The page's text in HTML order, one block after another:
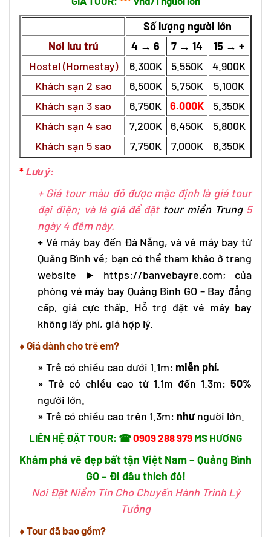
Số lượng người lớn
Nơi lưu trú
4 → 6 7 → 14
15 → +
Hostel (Homestay)
6.300K 5.550K
4.900K
Khách sạn 2 sao
6.500K 5.750K
5.100K
Khách sạn 3 sao
6.750K 6.000K
5.350K
Khách sạn 4 sao
7.200K 6.450K
5.800K
Khách sạn 5 sao
7.750K 7.000K 6.350K
* Lưu ý:
+ Giá tour màu đỏ được mặc định là giá tour
đại điện; và là giá để đặt tour miền Trung5
ngày 4 đêm này.
+ Vé máy bay đến Đà Nẵng, và vé máy bay từ
Quảng Bình về; bạn có thể tham khảo ở trang
website
► https://banvebayre.com; của
phòng vé máy bay Quảng Bình GO – Bay đẳng
cấp, giá cực thấp. Hỗ trợ đặt vé máy bay
không lấy phí, giá hợp lý.
♦ Giá dành cho trẻ em?
» Trẻ có chiều cao dưới 1.1m: miễn phí.
» Trẻ có chiều cao từ 1.1m đến 1.3m: 50%
người lớn.
» Trẻ có chiều cao trên 1.3m: nhưngười lớn.
LIÊN HỆ ĐẶT TOUR: ☎0909 288 979 MS HƯƠNG
Khám phá vẽ đẹp bất tận Việt Nam – Quảng Bình
GO – Đi đâu thích đó!
Nơi Đặt Niềm Tin Cho Chuyến Hành Trình Lý
Tưởng
♦ Tour đã bao gồm?